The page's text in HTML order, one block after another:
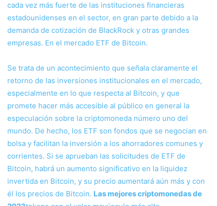
cada vez más fuerte de las instituciones financieras
estadounidenses en el sector, en gran parte debido a la
demanda de cotización de BlackRock y otras grandes
empresas. En el mercado ETF de Bitcoin.
Se trata de un acontecimiento que señala claramente el
retorno de las inversiones institucionales en el mercado,
especialmente en lo que respecta al Bitcoin, y que
promete hacer más accesible al público en general la
especulación sobre la criptomoneda número uno del
mundo. De hecho, los ETF son fondos que se negocian en
bolsa y facilitan la inversión a los ahorradores comunes y
corrientes. Si se aprueban las solicitudes de ETF de
Bitcoin, habrá un aumento significativo en la liquidez
invertida en Bitcoin, y su precio aumentará aún más y con
él los precios de Bitcoin. Las mejores criptomonedas de